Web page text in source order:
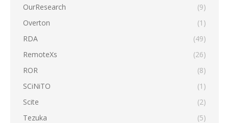
OurResearch
(9)
Overton
(1)
RDA
(49)
RemoteXs
(26)
ROR
(8)
SCiNiTO
(1)
Scite
(2)
Tezuka
(5)